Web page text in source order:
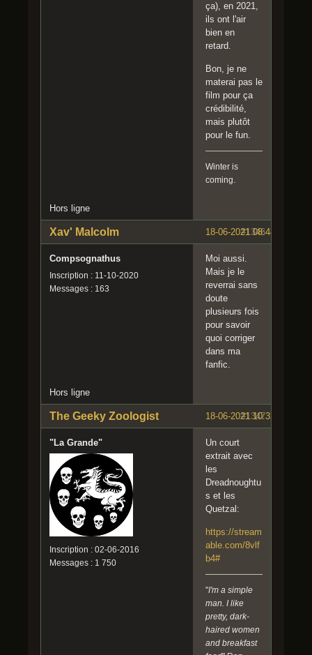
ça), en 2021,
ils ont l'air
bien en
retard.
Bon, je ne
materai pas le
film pour ça
crédibilité,
mais plutôt
pour le fun.
Winter is
coming.
Hors ligne
#1346
18-06-2021 08:44:44
Xav' Malcolm
Compsognathus
Inscription : 11-10-2020
Messages : 163
Moi aussi.
Mais je le
reverrai sans
doute
plusieurs fois
pour savoir
quoi corriger
dans ma
fanfic.
Hors ligne
#1347
18-06-2021 10:32:58
The Geeky Zoologist
"La Grande"
Inscription : 02-06-2016
Messages : 1 750
Un court
extrait avec
les
Dreadnoughtu
s et les
Quetzal:
https://stream
able.com/8vlf
b4#
"I'm a simple
man. I like
pretty, dark-
haired women
and breakfast